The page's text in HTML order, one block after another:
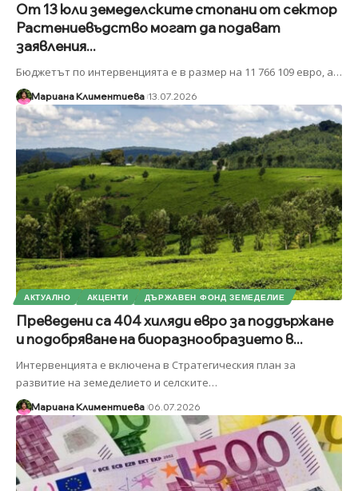
От 13 юли земеделските стопани от сектор
Растениевъдство могат да подават
заявления...
Бюджетът по интервенцията е в размер на 11 766 109 евро, а…
Мариана Климентиева 13.07.2026
АКТУАЛНО АКЦЕНТИ ДЪРЖАВЕН ФОНД ЗЕМЕДЕЛИЕ
Преведени са 404 хиляди евро за поддържане
и подобряване на биоразнообразието в...
Интервенцията е включена в Стратегическия план за
развитие на земеделието и селските…
Мариана Климентиева 06.07.2026